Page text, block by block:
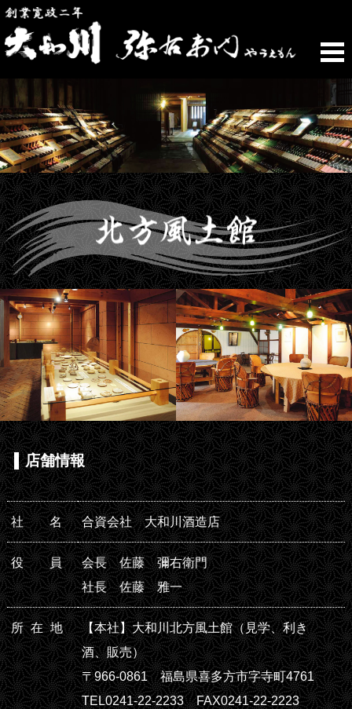
店舗情報
社名 合資会社 大和川酒造店
役員
会長 佐藤 彌右衛門
社長 佐藤 雅一
所在地
【本社】大和川北方風土館（見学、利き
酒、販売）
〒966-0861 福島県喜多方市字寺町4761
TEL0241-22-2233 FAX0241-22-2223